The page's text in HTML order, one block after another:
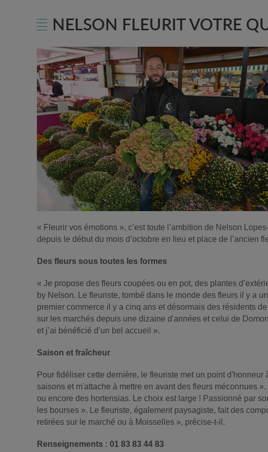
NELSON FLEURIT VOTRE
« Fleurir vos émotions », c’est toute l’ambition de Nelson
depuis le début du mois d’octobre en lieu et place de l’ancien
Des fleurs sous toutes les formes
« Je propose des fleurs coupées ou en pot, des plantes
by Nelson. Le fleuriste, tombé dans le monde des fleurs il y a
premier commerce il y a cinq ans et désormais des résidents
sur les marchés depuis une dizaine d'années et celui de
et j’ai bénéficié d’un bel accueil ».
Saison et fraîcheur
Pour fidéliser cette dernière, le fleuriste met un point
saisons et m'attache à mettre en avant des fleurs méconnues
ou encore des hortensias. Le choix est large ! Passionné par
les bourses ». Le fleuriste, également paysagiste, fait des
retirées sur le marché ou à Moisselles », précise-t-il.
Renseignements : 01 83 83 44 83